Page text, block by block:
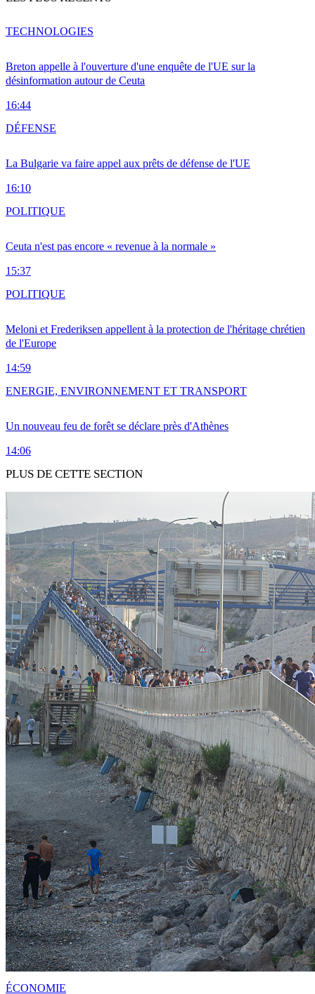
Breton appelle à l'ouverture d'une enquête de l'UE sur la
désinformation autour de Ceuta
16:44
TECHNOLOGIES
La Bulgarie va faire appel aux prêts de défense de l'UE
16:10
DÉFENSE
Ceuta n'est pas encore « revenue à la normale »
15:37
POLITIQUE
Meloni et Frederiksen appellent à la protection de l'héritage chrétien
de l'Europe
14:59
POLITIQUE
Un nouveau feu de forêt se déclare près d'Athènes
14:06
ENERGIE, ENVIRONNEMENT ET TRANSPORT
PLUS DE CETTE SECTION
ÉCONOMIE